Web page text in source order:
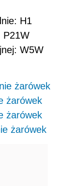
H1
P21W
W5W
żarówek
żarówek
żarówek
żarówek